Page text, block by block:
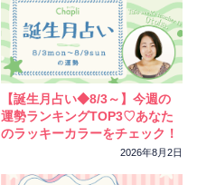
【誕生月占い◆8/3～】今週の
運勢ランキングTOP3♡あなた
のラッキーカラーをチェック！
2026年8月2日